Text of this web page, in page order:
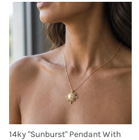
14ky "Sunburst" Pendant With